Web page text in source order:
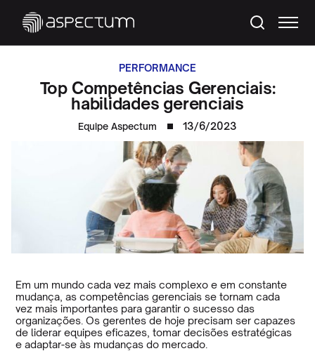
PERFORMANCE
Top Competências Gerenciais:
habilidades gerenciais
Equipe Aspectum 13/6/2023
Em um mundo cada vez mais complexo e em constante
mudança, as competências gerenciais se tornam cada
vez mais importantes para garantir o sucesso das
organizações. Os gerentes de hoje precisam ser capazes
de liderar equipes eficazes, tomar decisões estratégicas
e adaptar-se às mudanças do mercado.